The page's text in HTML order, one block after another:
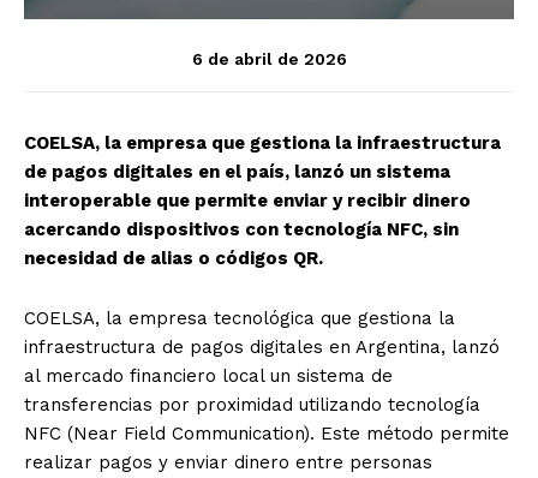
6 de abril de 2026
COELSA, la empresa que gestiona la infraestructura
de pagos digitales en el país, lanzó un sistema
interoperable que permite enviar y recibir dinero
acercando dispositivos con tecnología NFC, sin
necesidad de alias o códigos QR.
COELSA, la empresa tecnológica que gestiona la
infraestructura de pagos digitales en Argentina, lanzó
al mercado financiero local un sistema de
transferencias por proximidad utilizando tecnología
NFC (Near Field Communication). Este método permite
realizar pagos y enviar dinero entre personas